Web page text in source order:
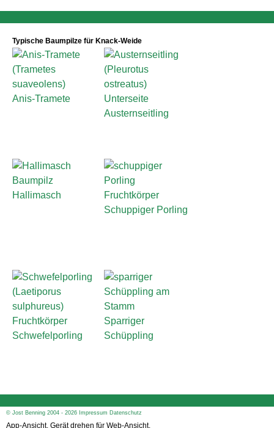
Typische Baumpilze für Knack-Weide
Anis-Tramete
Austernseitling
Hallimasch
Schuppiger Porling
Schwefelporling
Sparriger
Schüppling
© Jost Benning 2004 - 2026 Impressum Datenschutz
App-Ansicht, Gerät drehen für Web-Ansicht.